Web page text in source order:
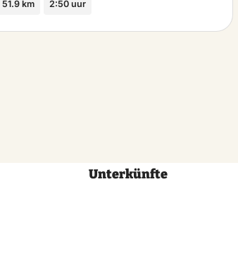
51.9 km 2:50 uur
Unterkünfte